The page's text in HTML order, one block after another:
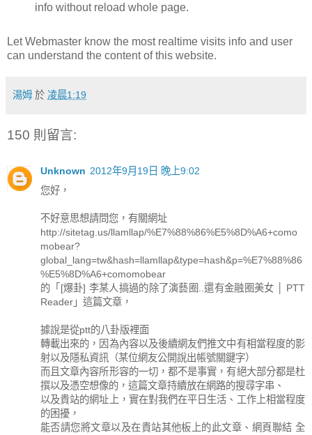
info without reload whole page.
Let Webmaster know the most realtime visits info and user
can understand the content of this website.
湯姆 於 凌晨1:19
150 則留言:
Unknown 2012年9月19日 晚上9:02
您好，
不好意思想請問您，有關網址
http://sitetag.us/llamllap/%E7%88%86%E5%8D%A6+como
mobear?
global_lang=tw&hash=llamllap&type=hash&p=%E7%88%86
%E5%8D%A6+comomobear
的「[爆卦] 李某人搞過的除了演藝圈..還有金融圈美女 │ PTT
Reader」這篇文章，
據說是從ptt的八卦版裡面
轉載出來的，因為內容以及後續網友們推文中有相當程度的影
射以及隱私資訊（某位網友公開說出帳號關鍵字）
而且文章內容所形容的一切，都不是事實，有絕大部分都是杜
撰以及憑空想像的，這篇文章持續放在網路的搜尋字串、
以及貴站的網址上，實在對我們在平日生活、工作上相當程度
的困擾，
能否請您將文章以及在貴站其他板上的此文章、網頁聯結 全